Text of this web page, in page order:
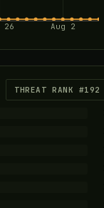
Aug 2
THREAT RANK #192